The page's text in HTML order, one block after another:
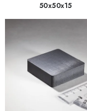
50x50x15